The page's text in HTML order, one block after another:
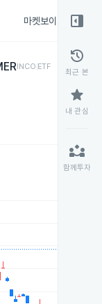
마켓보이스
INCOETF
right_panel_open
history
최근 본
star
내 관심
partner_exchange
함께투자